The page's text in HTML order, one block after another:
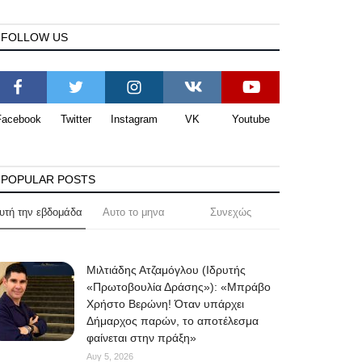
FOLLOW US
Twitter Instagram VK Youtube
POPULAR POSTS
την εβδομάδα Αυτο το μηνα Συνεχώς
Μιλτιάδης Ατζαμόγλου (Ιδρυτής
«Πρωτοβουλία Δράσης»): «Μπράβο
Χρήστο Βερώνη! Όταν υπάρχει
Δήμαρχος παρών, το αποτέλεσμα
φαίνεται στην πράξη»
Αυγ 5, 2026